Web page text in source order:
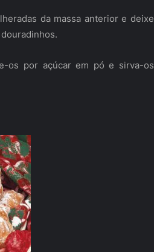
da massa anterior e deixe
os por açúcar em pó e sirva-os